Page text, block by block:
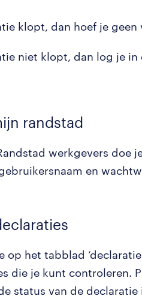
klopt, dan hoef je
niet klopt, dan log je
randstad
werkgevers doe
en
op het tabblad
die je kunt controleren.
status van de declaratie